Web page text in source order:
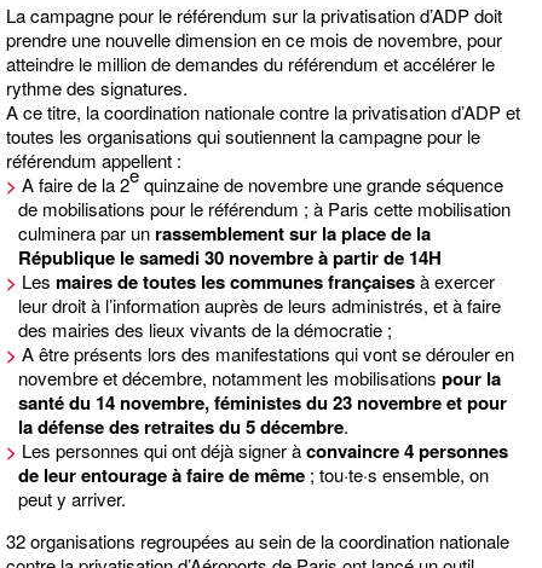
La campagne pour le référendum sur la privatisation d’ADP doit
prendre une nouvelle dimension en ce mois de novembre, pour
atteindre le million de demandes du référendum et accélérer le
rythme des signatures.
A ce titre, la coordination nationale contre la privatisation d’ADP et
toutes les organisations qui soutiennent la campagne pour le
référendum appellent :
> A faire de la 2equinzaine de novembre une grande séquence
de mobilisations pour le référendum ; à Paris cette mobilisation
culminera par un rassemblement sur la place de la
République le samedi 30 novembre à partir de 14H
> Les maires de toutes les communes françaisesà exercer
leur droit à l’information auprès de leurs administrés, et à faire
des mairies des lieux vivants de la démocratie ;
> A être présents lors des manifestations qui vont se dérouler en
novembre et décembre, notamment les mobilisations pour la
santé du 14 novembre, féministes du 23 novembre et pour
la défense des retraites du 5 décembre.
> Les personnes qui ont déjà signer àconvaincre 4 personnes
de leur entourage à faire de même ; tou·te·s ensemble, on
peut y arriver.
32 organisations regroupées au sein de la coordination nationale